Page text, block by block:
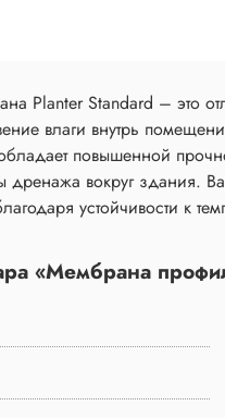
Planter Standard – это
влаги внутрь
повышенной
дренажа вокруг здания.
устойчивости к
«Мембрана